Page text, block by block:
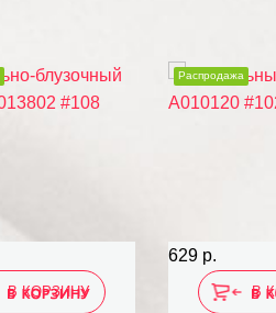
В КОРЗИНУ
629 р.
Распродажа
В